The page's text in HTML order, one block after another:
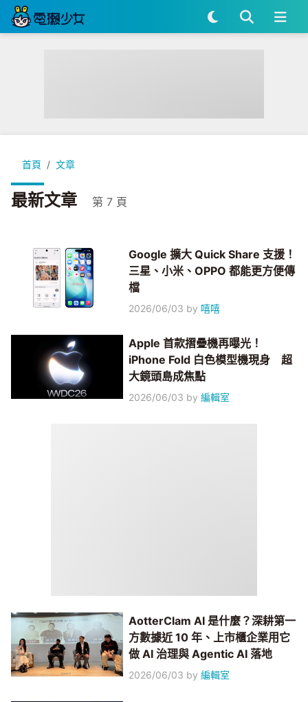
首頁 文章
最新文章 第 7 頁
Google 擴大 Quick Share 支援！
三星、小米、OPPO 都能更方便傳
檔
2026/06/03 by 嘻嘻
Apple 首款摺疊機再曝光！
iPhone Fold 白色模型機現身 超
大鏡頭島成焦點
2026/06/03 by編輯室
AotterClam AI 是什麼？深耕第一
方數據近 10 年、上市櫃企業用它
做 AI 治理與 Agentic AI 落地
2026/06/03 by編輯室